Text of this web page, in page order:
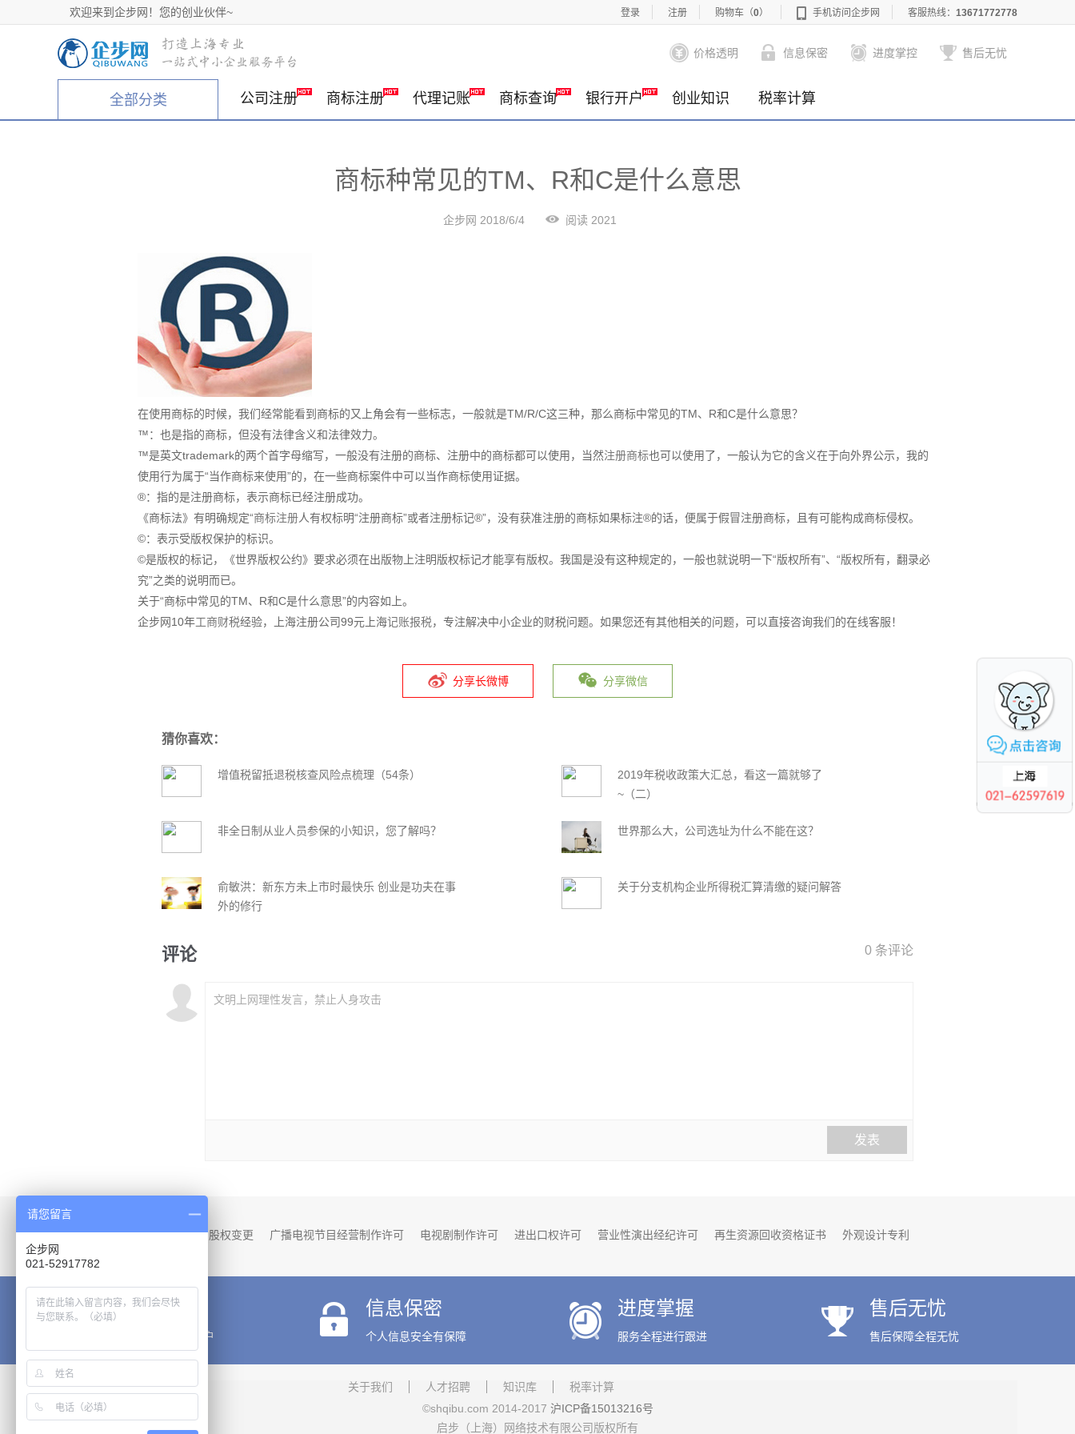
欢迎来到企步网！您的创业伙伴~ 登录 注册 购物车 （0） 手机访问企步网 客服热线： 13671772778
价格透明 信息保密 进度掌控 售后无忧
全部分类 公司注册 商标注册 代理记账 商标查询 银行开户 创业知识 税率计算
商标种常见的TM、R和C是什么意思
企步网 2018/6/4 阅读 2021
在使用商标的时候，我们经常能看到商标的又上角会有一些标志，一般就是TM/R/C这三种，那么商标中常见的TM、R和C是什么意思？
™：也是指的商标，但没有法律含义和法律效力。
™是英文trademark的两个首字母缩写，一般没有注册的商标、注册中的商标都可以使用，当然注册商标也可以使用了，一般认为它的含义在于向外界公示，我的
使用行为属于“当作商标来使用”的，在一些商标案件中可以当作商标使用证据。
®：指的是注册商标，表示商标已经注册成功。
《商标法》有明确规定“商标注册人有权标明“注册商标”或者注册标记®”，没有获准注册的商标如果标注®的话，便属于假冒注册商标，且有可能构成商标侵权。
©：表示受版权保护的标识。
©是版权的标记，《世界版权公约》要求必须在出版物上注明版权标记才能享有版权。我国是没有这种规定的，一般也就说明一下“版权所有”、“版权所有，翻录必
究”之类的说明而已。
关于“商标中常见的TM、R和C是什么意思”的内容如上。
企步网10年工商财税经验，上海注册公司99元上海记账报税，专注解决中小企业的财税问题。如果您还有其他相关的问题，可以直接咨询我们的在线客服！
分享长微博 分享微信
猜你喜欢：
增值税留抵退税核查风险点梳理（54条）
2019年税收政策大汇总，看这一篇就够了
~（二）
非全日制从业人员参保的小知识，您了解吗？ 世界那么大，公司选址为什么不能在这？
俞敏洪：新东方未上市时最快乐 创业是功夫在事
外的修行
关于分支机构企业所得税汇算清缴的疑问解答
评论 0 条评论
发表
热门服务： 注册资本变更 股权变更 广播电视节目经营制作许可 电视剧制作许可 进出口权许可 营业性演出经纪许可 再生资源回收资格证书
外观设计专利
公司地址变更
价格透明
明码标价不欺瞒用户
信息保密
个人信息安全有保障
进度掌握
服务全程进行跟进
售后无忧
售后保障全程无忧
关于我们 人才招聘 知识库
税率计算
©shqibu.com 2014-2017 沪ICP备15013216号
启步（上海）网络技术有限公司版权所有
请您留言
企步网
021-52917782